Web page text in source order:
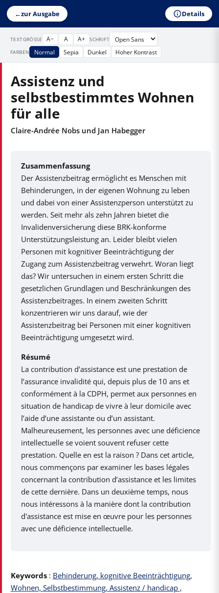
←zur Ausgabe Details
TEXTGRÖSSE A− A A+
SCHRIFT
FARBEN
Normal Sepia Dunkel Hoher Kontrast
Assistenz und
selbstbestimmtes Wohnen
für alle
Claire-Andrée Nobs und Jan Habegger
Zusammenfassung
Der Assistenzbeitrag ermöglicht es Menschen mit
Behinderungen, in der eigenen Wohnung zu leben
und dabei von einer Assistenzperson unterstützt zu
werden. Seit mehr als zehn Jahren bietet die
Invalidenversicherung diese BRK-konforme
Unterstützungsleistung an. Leider bleibt vielen
Personen mit kognitiver Beeinträchtigung der
Zugang zum Assistenzbeitrag verwehrt. Woran liegt
das? Wir untersuchen in einem ersten Schritt die
gesetzlichen Grundlagen und Beschränkungen des
Assistenzbeitrages. In einem zweiten Schritt
konzentrieren wir uns darauf, wie der
Assistenzbeitrag bei Personen mit einer kognitiven
Beeinträchtigung umgesetzt wird.
Résumé
La contribution d'assistance est une prestation de
l’assurance invalidité qui, depuis plus de 10 ans et
conformément à la CDPH, permet aux personnes en
situation de handicap de vivre à leur domicile avec
l’aide d’une assistante ou d’un assistant.
Malheureusement, les personnes avec une déficience
intellectuelle se voient souvent refuser cette
prestation. Quelle en est la raison ? Dans cet article,
nous commençons par examiner les bases légales
concernant la contribution d’assistance et les limites
de cette dernière. Dans un deuxième temps, nous
nous intéressons à la manière dont la contribution
d'assistance est mise en œuvre pour les personnes
avec une déficience intellectuelle.
Keywords : Behinderung, kognitive Beeinträchtigung,
Wohnen, Selbstbestimmung, Assistenz / handicap ,